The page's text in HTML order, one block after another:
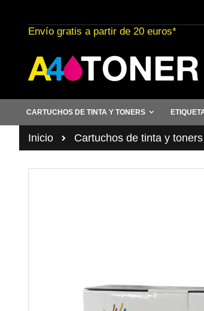
al
contenido
Envío gratis a partir de 20 euros*
CARTUCHOS DE TINTA Y TONERS
Inicio Cartuchos de tinta y toners